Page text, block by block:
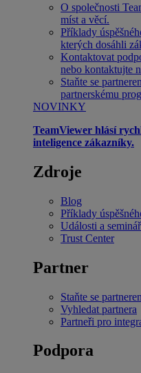
O společnosti
míst a věcí.
Příklady
kterých dosáhli
Kontaktovat
nebo kontaktujte
Staňte se
partnerskému
NOVINKY
TeamViewer hlásí
inteligence zákazníky.
Zdroje
Blog
Příklady
Události a
Trust Center
Partner
Staňte se
Vyhledat partnera
Partneři pro
Podpora